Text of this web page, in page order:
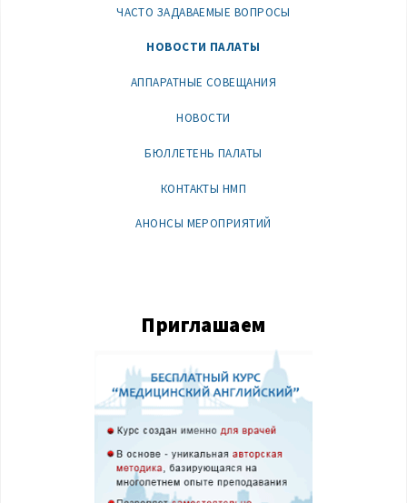
ЧАСТО ЗАДАВАЕМЫЕ ВОПРОСЫ
НОВОСТИ ПАЛАТЫ
АППАРАТНЫЕ СОВЕЩАНИЯ
НОВОСТИ
БЮЛЛЕТЕНЬ ПАЛАТЫ
КОНТАКТЫ НМП
АНОНСЫ МЕРОПРИЯТИЙ
Приглашаем